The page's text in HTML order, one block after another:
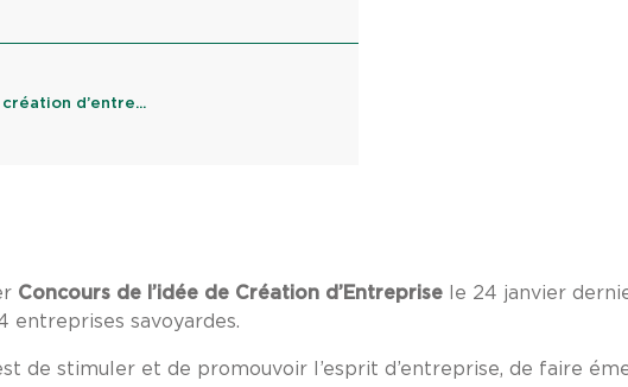
d’entre...
Concours de l’idée de Création d’Entreprise le 24 janvier
entreprises savoyardes.
de stimuler et de promouvoir l’esprit d’entreprise, de faire